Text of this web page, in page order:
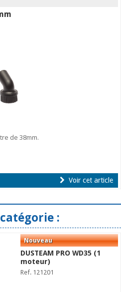
de 38mm.
Voir cet article
:
DUSTEAM PRO WD35 (1
moteur)
Ref. 121201